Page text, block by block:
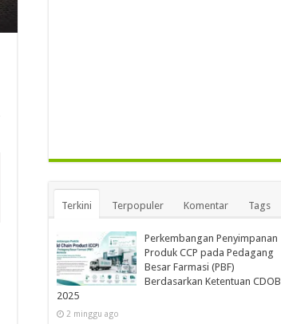
Terkini Terpopuler Komentar Tags
Perkembangan Penyimpanan
Produk CCP pada Pedagang
Besar Farmasi (PBF)
Berdasarkan Ketentuan CDOB
2025
2 minggu ago